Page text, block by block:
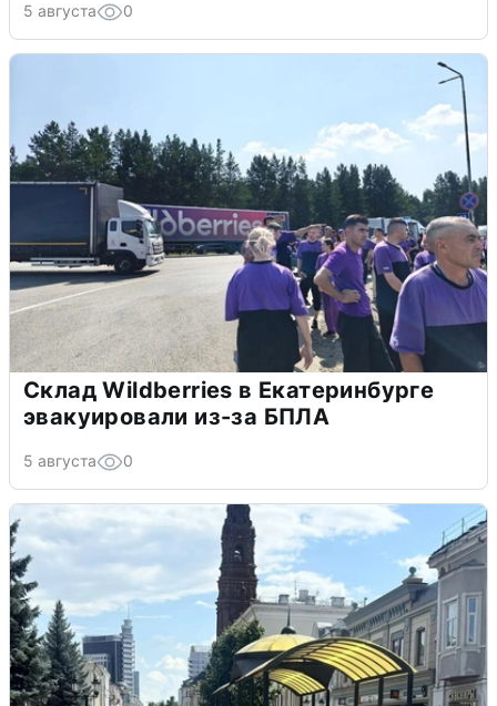
5 августа 0
Склад Wildberries в Екатеринбурге
эвакуировали из-за БПЛА
5 августа 0